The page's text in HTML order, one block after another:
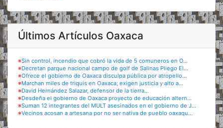
Últimos Artículos Oaxaca
※Sin control, incendio que cobró la vida de 5 comuneros en O...
※Decretan parque nacional campo de golf de Salinas Pliego El...
※Ofrece el gobierno de Oaxaca disculpa pública por atropello...
※Marchan miles de triquis en Oaxaca; exigen justicia y alto a...
※David Hernández Salazar, defensor de la tierra...
※Desdeña el gobierno de Oaxaca proyecto de educación altern...
※Suman 12 integrantes del MULT asesinados en el gobierno de J...
※Vecinos acosan a artesana por no ser nativa de pueblo oaxaqu...